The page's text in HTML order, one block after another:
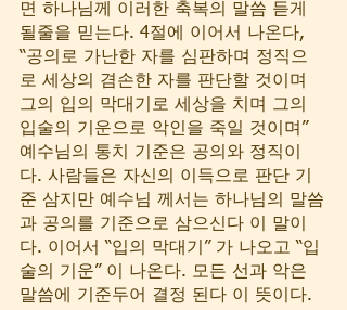
면 하나님께 이러한 축복의 말씀 듣게
될줄을 믿는다. 4절에 이어서 나온다,
“공의로 가난한 자를 심판하며 정직으
로 세상의 겸손한 자를 판단할 것이며
그의 입의 막대기로 세상을 치며 그의
입술의 기운으로 악인을 죽일 것이며”
예수님의 통치 기준은 공의와 정직이
다. 사람들은 자신의 이득으로 판단 기
준 삼지만 예수님 께서는 하나님의 말씀
과 공의를 기준으로 삼으신다 이 말이
다. 이어서 “입의 막대기” 가 나오고 “입
술의 기운” 이 나온다. 모든 선과 악은
말씀에 기준두어 결정 된다 이 뜻이다.